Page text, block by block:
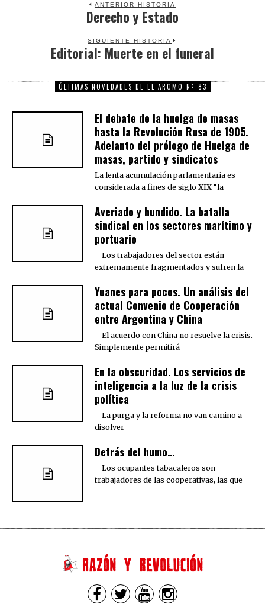
ANTERIOR HISTORIA
Previous
post:
Derecho y Estado
SIGUIENTE HISTORIA
Next
Editorial: Muerte en el funeral
ÚLTIMAS NOVEDADES DE EL AROMO Nº 83
El debate de la huelga de masas
hasta la Revolución Rusa de 1905.
Adelanto del prólogo de Huelga de
masas, partido y sindicatos
La lenta acumulación parlamentaria es
considerada a fines de siglo XIX “la
Averiado y hundido. La batalla
sindical en los sectores marítimo y
portuario
Los trabajadores del sector están
extremamente fragmentados y sufren la
Yuanes para pocos. Un análisis del
actual Convenio de Cooperación
entre Argentina y China
El acuerdo con China no resuelve la crisis.
Simplemente permitirá
En la obscuridad. Los servicios de
inteligencia a la luz de la crisis
política
La purga y la reforma no van camino a
disolver
Detrás del humo…
Los ocupantes tabacaleros son
trabajadores de las cooperativas, las que